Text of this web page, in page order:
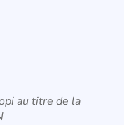
au titre de la